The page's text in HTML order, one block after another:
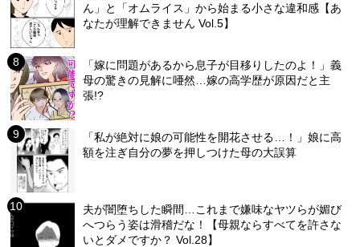
ん」と「オムライス」から始まる小さな違和感【あ
なたが理解できません Vol.5】
「嫁に問題があるから息子が目移りしたのよ！」義
母の驚きの見解に唖然…嫁の高学歴が原因だと主
張!?
「私が絶対に娘の可能性を開花させる…！」娘に高
額を注ぎ自分の夢を押しつけた母の大誤算
夫が闇堕ちした瞬間…これまで嫌味なヤツらが媚び
へつらう姿は滑稽だな！【母親ならすべてを許さな
いとダメですか？ Vol.28】